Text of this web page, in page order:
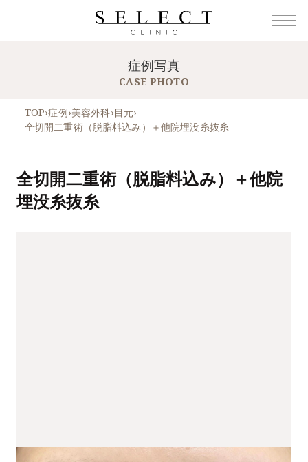
症例写真
CASE PHOTO
TOP›症例›美容外科›目元›
全切開二重術（脱脂料込み）＋他院埋没糸抜糸
全切開二重術（脱脂料込み）＋他院
埋没糸抜糸